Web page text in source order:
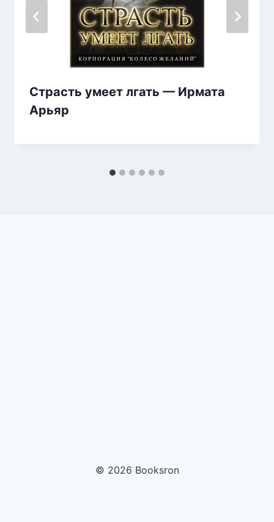
Страсть умеет лгать — Ирмата
Арьяр
© 2026 Booksron